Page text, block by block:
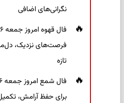
نگرانی‌های اضافی
فرصت‌های نزدیک،
تازه
برای حفظ آرامش،